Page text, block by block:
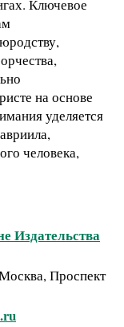
Ключевое
на основе
уделяется
человека,
Издательства
Проспект